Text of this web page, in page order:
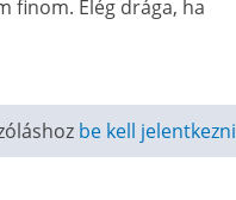
finom. Elég drága, ha
be kell jelentkezni